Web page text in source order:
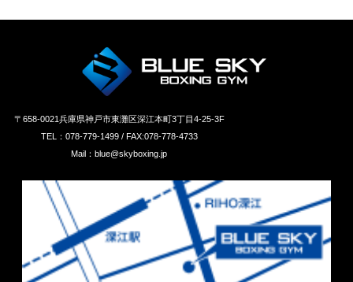
〒658‐0021兵庫県神戸市東灘区深江本町3丁目4-25-3F
TEL：078-779-1499 / FAX:078-778-4733
Mail：blue@skyboxing.jp